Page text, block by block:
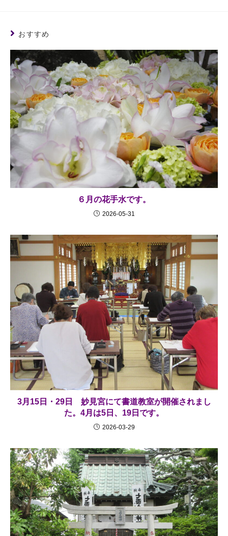
おすすめ
６月の花手水です。
2026-05-31
3月15日・29日 妙見宮にて書道教室が開催されまし
た。4月は5日、19日です。
2026-03-29